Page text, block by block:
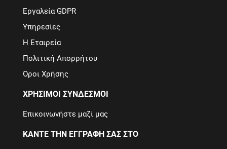
Εργαλεία GDPR
Υπηρεσίες
Η Εταιρεία
Πολιτική Απορρήτου
Όροι Χρήσης
ΧΡΗΣΙΜΟΙ ΣΥΝΔΕΣΜΟΙ
Επικοινωνήστε μαζί μας
ΚΑΝΤΕ ΤΗΝ ΕΓΓΡΑΦΗ ΣΑΣ ΣΤΟ